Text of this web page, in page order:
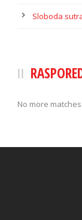
Sloboda
No more